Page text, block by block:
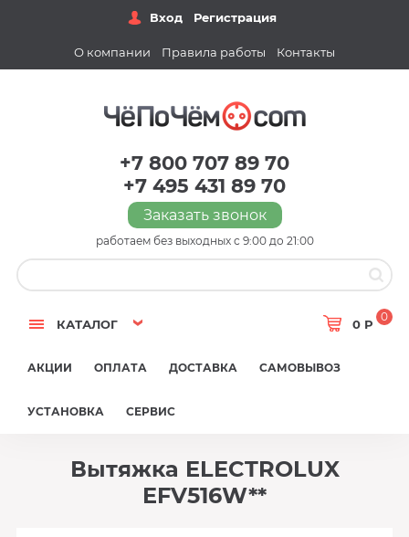
Вход Регистрация
О компании Правила работы Контакты
+7 800 707 89 70
+7 495 431 89 70
Заказать звонок
работаем без выходных с 9:00 до 21:00
КАТАЛОГ 0 Р
0
АКЦИИ ОПЛАТА ДОСТАВКА САМОВЫВОЗ
УСТАНОВКА СЕРВИС
Вытяжка ELECTROLUX
EFV516W**